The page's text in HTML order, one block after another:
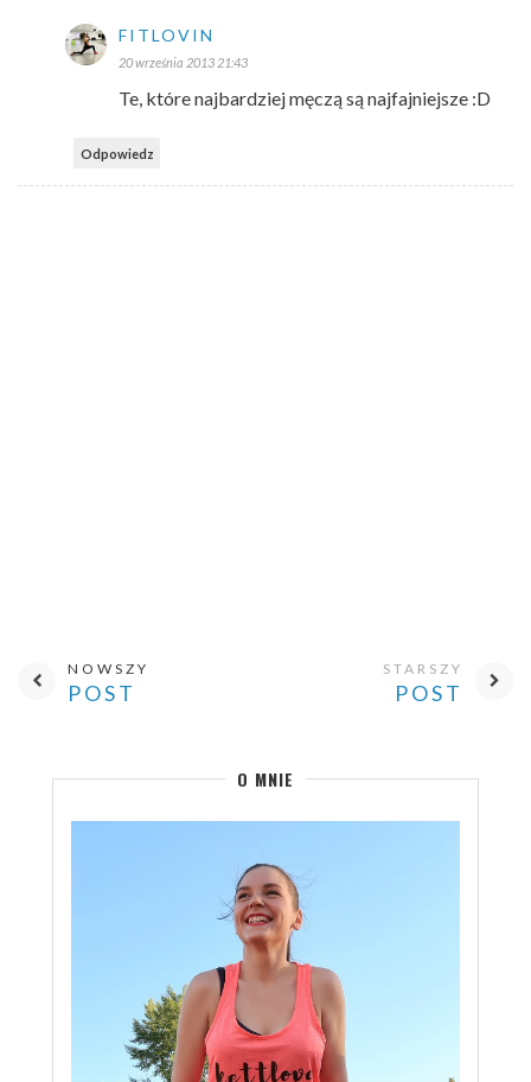
FITLOVIN
20 września 2013 21:43
Te, które najbardziej męczą są najfajniejsze :D
Odpowiedz
NOWSZY
POST
STARSZY
POST
O MNIE